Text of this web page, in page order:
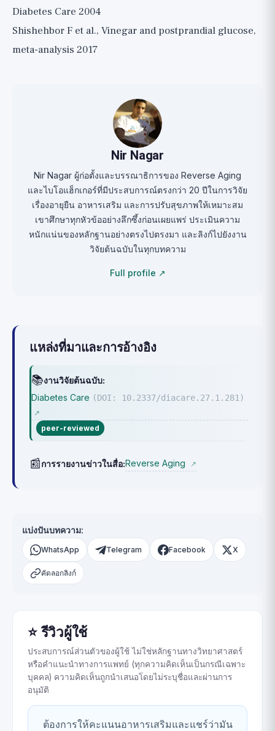
Diabetes Care 2004
Shishehbor F et al., Vinegar and postprandial glucose,
meta-analysis 2017
Nir Nagar
Nir Nagar ผู้ก่อตั้งและบรรณาธิการของ Reverse Aging
และไบโอแฮ็กเกอร์ที่มีประสบการณ์ตรงกว่า 20 ปีในการวิจัย
เรื่องอายุยืน อาหารเสริม และการปรับสุขภาพให้เหมาะสม
เขาศึกษาทุกหัวข้ออย่างลึกซึ้งก่อนเผยแพร่ ประเมินความ
หนักแน่นของหลักฐานอย่างตรงไปตรงมา และลิงก์ไปยังงาน
วิจัยต้นฉบับในทุกบทความ
Full profile ↗
แหล่งที่มาและการอ้างอิง
📚งานวิจัยต้นฉบับ:
Diabetes Care (DOI: 10.2337/diacare.27.1.281)
↗
peer-reviewed
📰การรายงานข่าวในสื่อ:Reverse Aging ↗
แบ่งปันบทความ:
WhatsApp Telegram Facebook X
คัดลอกลิงก์
⭐ รีวิวผู้ใช้
ประสบการณ์ส่วนตัวของผู้ใช้ ไม่ใช่หลักฐานทางวิทยาศาสตร์
หรือคำแนะนำทางการแพทย์ (ทุกความคิดเห็นเป็นกรณีเฉพาะ
บุคคล) ความคิดเห็นถูกนำเสนอโดยไม่ระบุชื่อและผ่านการ
อนุมัติ
ต้องการให้คะแนนอาหารเสริมและแชร์ว่ามัน